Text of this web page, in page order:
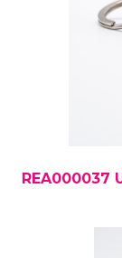
REA000037